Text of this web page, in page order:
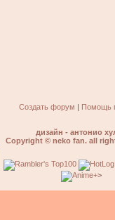
Создать форум | Помощь
дизайн - антонио
Copyright © neko fan. all
>